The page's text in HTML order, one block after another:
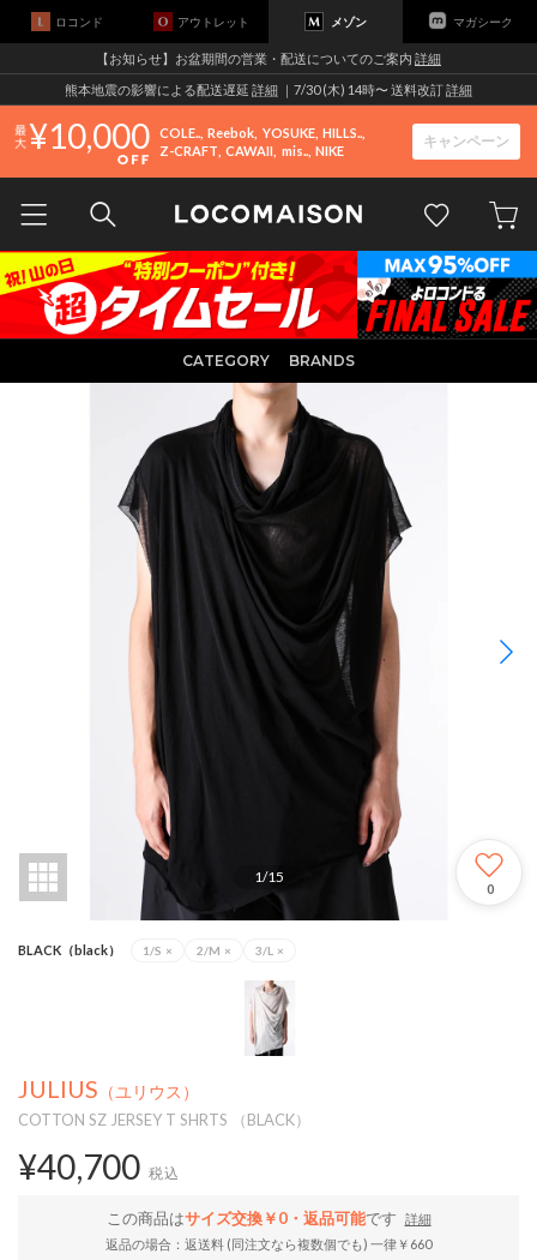
ロコンド アウトレット メゾン マガシーク
【お知らせ】お盆期間の営業・配送についてのご案内 詳細
熊本地震の影響による配送遅延 詳細 ｜7/30 (木) 14時〜 送料改訂詳細
10,000 COLE.. Reebok YOSUKE HILLS..
Z-CRAFT CAWAII mis.. NIKE
キャンペーン
CATEGORY BRANDS
1/15
0
BLACK（black） 1/S × 2/M × 3/L ×
JULIUS （ユリウス）
COTTON SZ JERSEY T SHRTS （BLACK）
¥40,700 税込
この商品はサイズ交換￥0・返品可能です
詳細
返品の場合：返送料 (同注文なら複数個でも) 一律￥660